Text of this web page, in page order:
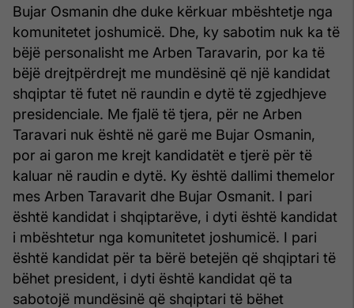
Bujar Osmanin dhe duke kërkuar mbështetje nga
komunitetet joshumicë. Dhe, ky sabotim nuk ka të
bëjë personalisht me Arben Taravarin, por ka të
bëjë drejtpërdrejt me mundësinë që një kandidat
shqiptar të futet në raundin e dytë të zgjedhjeve
presidenciale. Me fjalë të tjera, për ne Arben
Taravari nuk është në garë me Bujar Osmanin,
por ai garon me krejt kandidatët e tjerë për të
kaluar në raudin e dytë. Ky është dallimi themelor
mes Arben Taravarit dhe Bujar Osmanit. I pari
është kandidat i shqiptarëve, i dyti është kandidat
i mbështetur nga komunitetet joshumicë. I pari
është kandidat për ta bërë betejën që shqiptari të
bëhet president, i dyti është kandidat që ta
sabotojë mundësinë që shqiptari të bëhet